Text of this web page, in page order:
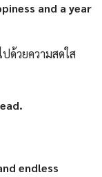
and a year
ด้วยความสดใส
endless